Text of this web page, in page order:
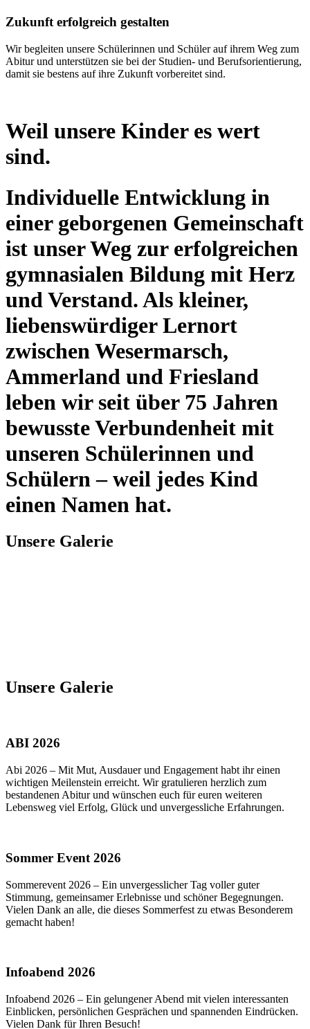
Zukunft erfolgreich gestalten
Wir begleiten unsere Schülerinnen und Schüler auf ihrem Weg zum
Abitur und unterstützen sie bei der Studien- und Berufsorientierung,
damit sie bestens auf ihre Zukunft vorbereitet sind.
Weil unsere Kinder es wert
sind.
Individuelle Entwicklung in
einer geborgenen Gemeinschaft
ist unser Weg zur erfolgreichen
gymnasialen Bildung mit Herz
und Verstand. Als kleiner,
liebenswürdiger Lernort
zwischen Wesermarsch,
Ammerland und Friesland
leben wir seit über 75 Jahren
bewusste Verbundenheit mit
unseren Schülerinnen und
Schülern – weil jedes Kind
einen Namen hat.
Unsere Galerie
Unsere Galerie
ABI 2026
Abi 2026 – Mit Mut, Ausdauer und Engagement habt ihr einen
wichtigen Meilenstein erreicht. Wir gratulieren herzlich zum
bestandenen Abitur und wünschen euch für euren weiteren
Lebensweg viel Erfolg, Glück und unvergessliche Erfahrungen.
Sommer Event 2026
Sommerevent 2026 – Ein unvergesslicher Tag voller guter
Stimmung, gemeinsamer Erlebnisse und schöner Begegnungen.
Vielen Dank an alle, die dieses Sommerfest zu etwas Besonderem
gemacht haben!
Infoabend 2026
Infoabend 2026 – Ein gelungener Abend mit vielen interessanten
Einblicken, persönlichen Gesprächen und spannenden Eindrücken.
Vielen Dank für Ihren Besuch!